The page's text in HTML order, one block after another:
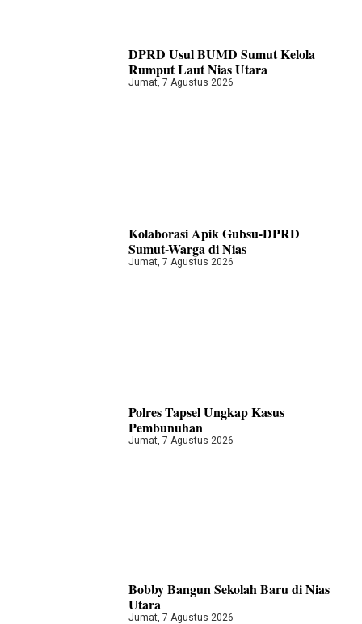
DPRD Usul BUMD Sumut Kelola
Rumput Laut Nias Utara
Jumat, 7 Agustus 2026
Kolaborasi Apik Gubsu-DPRD
Sumut-Warga di Nias
Jumat, 7 Agustus 2026
Polres Tapsel Ungkap Kasus
Pembunuhan
Jumat, 7 Agustus 2026
Bobby Bangun Sekolah Baru di Nias
Utara
Jumat, 7 Agustus 2026